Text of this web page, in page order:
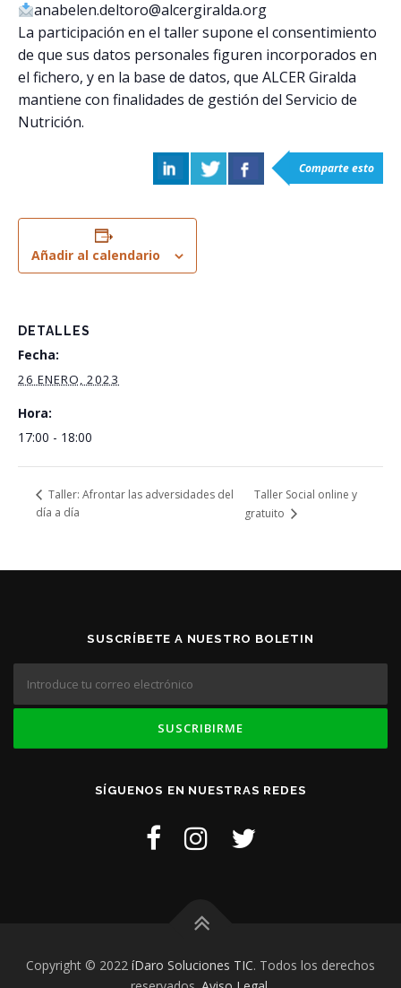
anabelen.deltoro@alcergiralda.org
La participación en el taller supone el consentimiento
de que sus datos personales figuren incorporados en
el fichero, y en la base de datos, que ALCER Giralda
mantiene con finalidades de gestión del Servicio de
Nutrición.
Comparte esto
Añadir al calendario
DETALLES
Fecha:
26 ENERO, 2023
Hora:
17:00 - 18:00
Taller: Afrontar las adversidades del
día a día
Taller Social online y
gratuito
SUSCRÍBETE A NUESTRO BOLETIN
SÍGUENOS EN NUESTRAS REDES
Copyright © 2022 íDaro Soluciones TIC. Todos los derechos